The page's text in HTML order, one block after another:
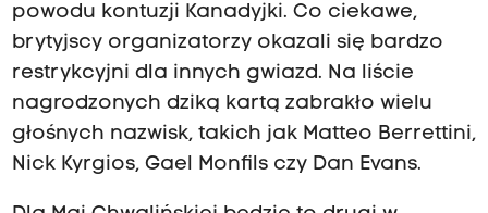
powodu kontuzji Kanadyjki. Co ciekawe,
brytyjscy organizatorzy okazali się bardzo
restrykcyjni dla innych gwiazd. Na liście
nagrodzonych dziką kartą zabrakło wielu
głośnych nazwisk, takich jak Matteo Berrettini,
Nick Kyrgios, Gael Monfils czy Dan Evans.